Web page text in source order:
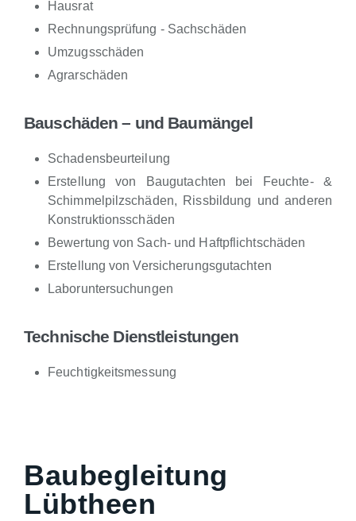
Hausrat
Rechnungsprüfung - Sachschäden
Umzugsschäden
Agrarschäden
Bauschäden – und Baumängel
Schadensbeurteilung
Erstellung von Baugutachten bei Feuchte- &
Schimmelpilzschäden, Rissbildung und anderen
Konstruktionsschäden
Bewertung von Sach- und Haftpflichtschäden
Erstellung von Versicherungsgutachten
Laboruntersuchungen
Technische Dienstleistungen
Feuchtigkeitsmessung
Baubegleitung
Lübtheen